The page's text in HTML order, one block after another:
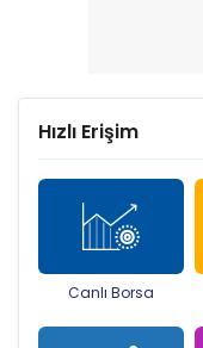
Hızlı Erişim
Canlı Borsa